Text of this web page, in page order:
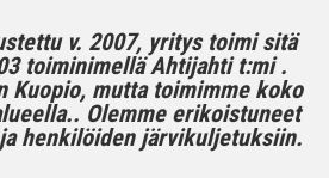
v. 2007, yritys toimi sitä
toiminimellä Ahtijahti t:mi .
Kuopio, mutta toimimme koko
Olemme erikoistuneet
henkilöiden järvikuljetuksiin.